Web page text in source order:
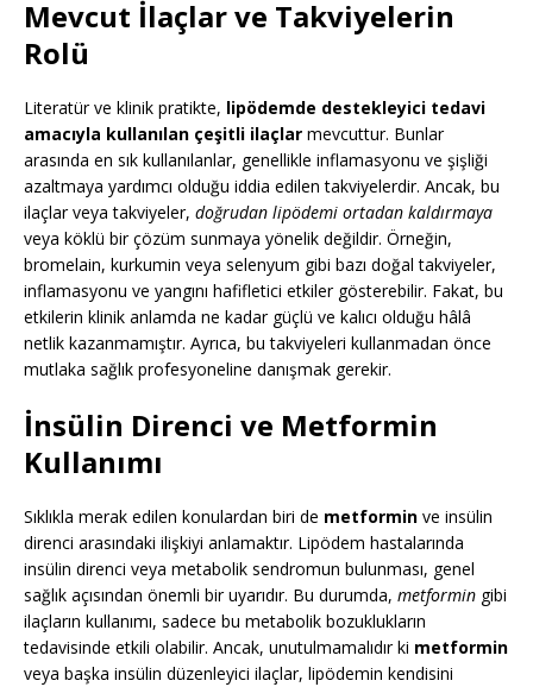
Mevcut İlaçlar ve Takviyelerin
Rolü
Literatür ve klinik pratikte, lipödemde destekleyici tedavi
amacıyla kullanılan çeşitli ilaçlar mevcuttur. Bunlar
arasında en sık kullanılanlar, genellikle inflamasyonu ve şişliği
azaltmaya yardımcı olduğu iddia edilen takviyelerdir. Ancak, bu
ilaçlar veya takviyeler, doğrudan lipödemi ortadan kaldırmaya
veya köklü bir çözüm sunmaya yönelik değildir. Örneğin,
bromelain, kurkumin veya selenyum gibi bazı doğal takviyeler,
inflamasyonu ve yangını hafifletici etkiler gösterebilir. Fakat, bu
etkilerin klinik anlamda ne kadar güçlü ve kalıcı olduğu hâlâ
netlik kazanmamıştır. Ayrıca, bu takviyeleri kullanmadan önce
mutlaka sağlık profesyoneline danışmak gerekir.
İnsülin Direnci ve Metformin
Kullanımı
Sıklıkla merak edilen konulardan biri de metformin ve insülin
direnci arasındaki ilişkiyi anlamaktır. Lipödem hastalarında
insülin direnci veya metabolik sendromun bulunması, genel
sağlık açısından önemli bir uyarıdır. Bu durumda, metformin gibi
ilaçların kullanımı, sadece bu metabolik bozuklukların
tedavisinde etkili olabilir. Ancak, unutulmamalıdır ki metformin
veya başka insülin düzenleyici ilaçlar, lipödemin kendisini